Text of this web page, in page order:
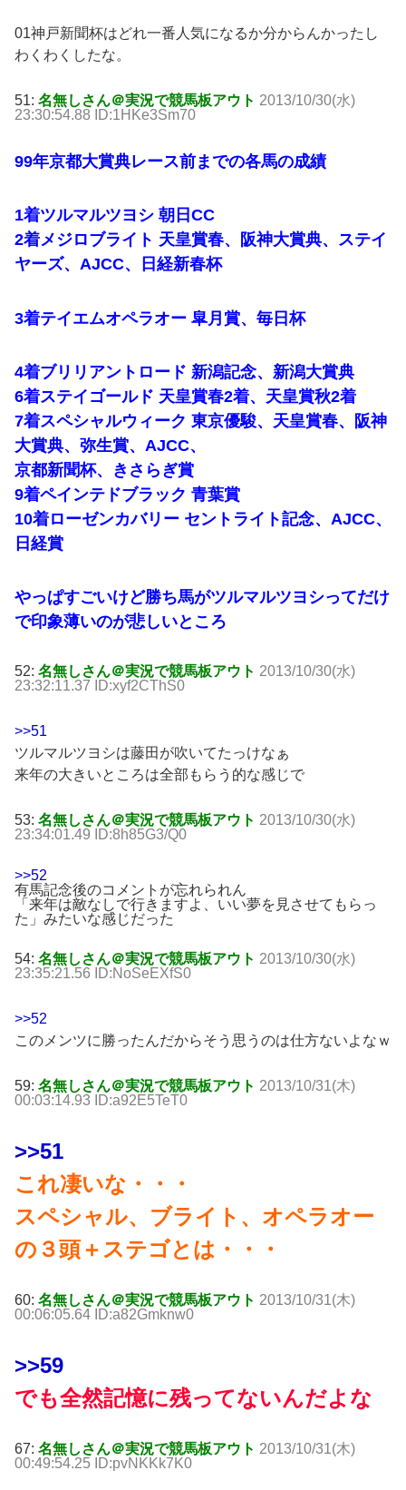
01神戸新聞杯はどれ一番人気になるか分からんかったし
わくわくしたな。
51: 名無しさん＠実況で競馬板アウト 2013/10/30(水)
23:30:54.88 ID:1HKe3Sm70
99年京都大賞典レース前までの各馬の成績
1着ツルマルツヨシ 朝日CC
2着メジロブライト 天皇賞春、阪神大賞典、ステイ
ヤーズ、AJCC、日経新春杯
3着テイエムオペラオー 皐月賞、毎日杯
4着ブリリアントロード 新潟記念、新潟大賞典
6着ステイゴールド 天皇賞春2着、天皇賞秋2着
7着スペシャルウィーク 東京優駿、天皇賞春、阪神
大賞典、弥生賞、AJCC、
京都新聞杯、きさらぎ賞
9着ペインテドブラック 青葉賞
10着ローゼンカバリー セントライト記念、AJCC、
日経賞
やっぱすごいけど勝ち馬がツルマルツヨシってだけ
で印象薄いのが悲しいところ
52: 名無しさん＠実況で競馬板アウト 2013/10/30(水)
23:32:11.37 ID:xyf2CThS0
>>51
ツルマルツヨシは藤田が吹いてたっけなぁ
来年の大きいところは全部もらう的な感じで
53: 名無しさん＠実況で競馬板アウト 2013/10/30(水)
23:34:01.49 ID:8h85G3/Q0
>>52
有馬記念後のコメントが忘れられん
「来年は敵なしで行きますよ、いい夢を見させてもらっ
た」みたいな感じだった
54: 名無しさん＠実況で競馬板アウト 2013/10/30(水)
23:35:21.56 ID:NoSeEXfS0
>>52
このメンツに勝ったんだからそう思うのは仕方ないよなｗ
59: 名無しさん＠実況で競馬板アウト 2013/10/31(木)
00:03:14.93 ID:a92E5TeT0
>>51
これ凄いな・・・
スペシャル、ブライト、オペラオー
の３頭＋ステゴとは・・・
60: 名無しさん＠実況で競馬板アウト 2013/10/31(木)
00:06:05.64 ID:a82Gmknw0
>>59
でも全然記憶に残ってないんだよな
67: 名無しさん＠実況で競馬板アウト 2013/10/31(木)
00:49:54.25 ID:pvNKKk7K0